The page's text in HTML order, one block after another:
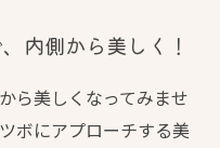
内側から美しく！
ら美しくなってみませ
ボにアプローチする美